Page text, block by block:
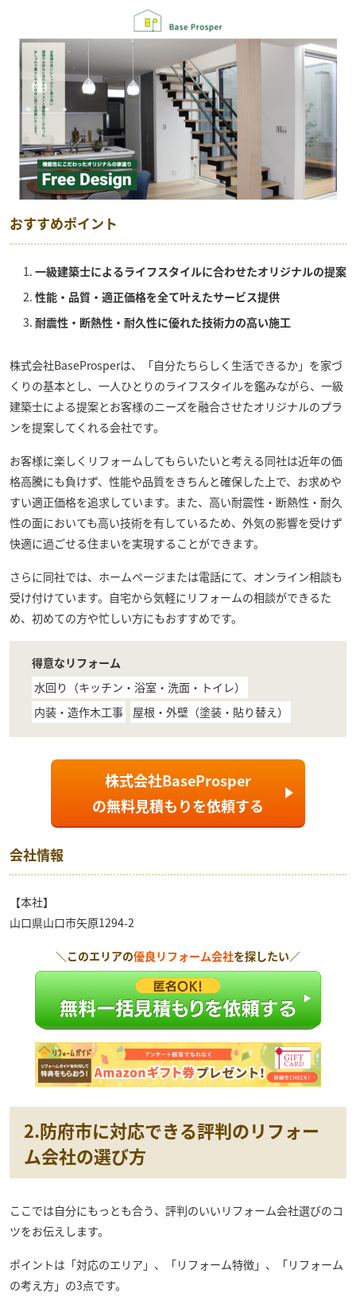
おすすめポイント
一級建築士によるライフスタイルに合わせたオリジナルの提案
性能・品質・適正価格を全て叶えたサービス提供
耐震性・断熱性・耐久性に優れた技術力の高い施工
株式会社BaseProsperは、「自分たちらしく生活できるか」を家づ
くりの基本とし、一人ひとりのライフスタイルを鑑みながら、一級
建築士による提案とお客様のニーズを融合させたオリジナルのプラ
ンを提案してくれる会社です。
お客様に楽しくリフォームしてもらいたいと考える同社は近年の価
格高騰にも負けず、性能や品質をきちんと確保した上で、お求めや
すい適正価格を追求しています。また、高い耐震性・断熱性・耐久
性の面においても高い技術を有しているため、外気の影響を受けず
快適に過ごせる住まいを実現することができます。
さらに同社では、ホームページまたは電話にて、オンライン相談も
受け付けています。自宅から気軽にリフォームの相談ができるた
め、初めての方や忙しい方にもおすすめです。
得意なリフォーム
水回り（キッチン・浴室・洗面・トイレ）
内装・造作木工事
屋根・外壁（塗装・貼り替え）
株式会社BaseProsper
の無料見積もりを依頼する
会社情報
【本社】
山口県山口市矢原1294-2
＼このエリアの優良リフォーム会社を探したい／
2.防府市に対応できる評判のリフォー
ム会社の選び方
ここでは自分にもっとも合う、評判のいいリフォーム会社選びのコ
ツをお伝えします。
ポイントは「対応のエリア」、「リフォーム特徴」、「リフォーム
の考え方」の3点です。